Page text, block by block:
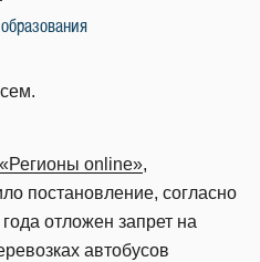
«Регионы online»,
постановление, согласно
отложен запрет на
автобусов